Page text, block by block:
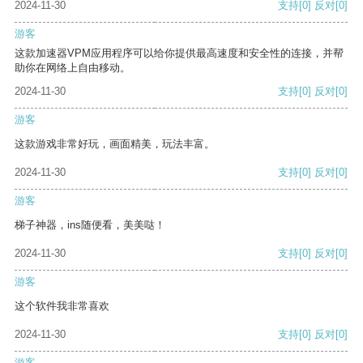
2024-11-30 支持[0] 反对[0]
游客
这款加速器VPM应用程序可以给你提供最高速度和安全性的连接，并帮
助你在网络上自由移动。
2024-11-30
支持[0] 反对[0]
游客
这款游戏非常好玩，画面精美，玩法丰富。
2024-11-30 支持[0] 反对[0]
游客
梯子神器，ins随便看，美美哒！
2024-11-30 支持[0] 反对[0]
游客
这个软件我非常喜欢
2024-11-30 支持[0] 反对[0]